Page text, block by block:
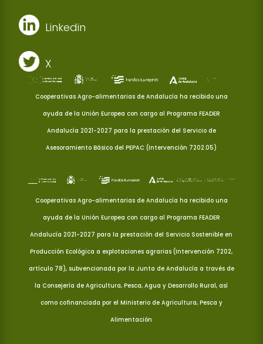
Linkedin
X
Cooperativas Agro-alimentarias de Andalucía ha recibido una
ayuda de la Unión Europea con cargo al Programa FEADER
Andalucía 2021-2027 para la prestación del Servicio de
Asesoramiento Básico del PEPAC (Intervención 7202.05)
Cooperativas Agro-alimentarias de Andalucía ha recibido una
ayuda de la Unión Europea con cargo al Programa FEADER
Andalucía 2021-2027 para la prestación del Servicio Sostenible en
Producción Ecológica a explotaciones agrarias (Intervención 7202,
artículo 78), subvencionada por la Junta de Andalucía a través de
la Consejería de Agricultura, Pesca, Agua y Desarrollo Rural, así
como cofinanciada por el Ministerio de Agricultura, Pesca y
Alimentación